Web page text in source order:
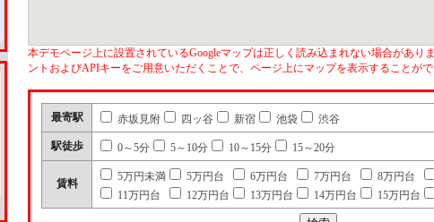
本デモページ上に設置されているGoogleマップは正しく読み込まれない場合があり
ントおよびAPIキーをご用意いただくことで、ページ上にマップを表示することがで
最寄駅 赤坂見附 四ッ谷 新宿 池袋 渋谷
駅徒歩 0～5分 5～10分 10～15分 15～20分
賃料
5万円未満 5万円台 6万円台 7万円台 8万円台
11万円台
12万円台 13万円台 14万円台 15万円台